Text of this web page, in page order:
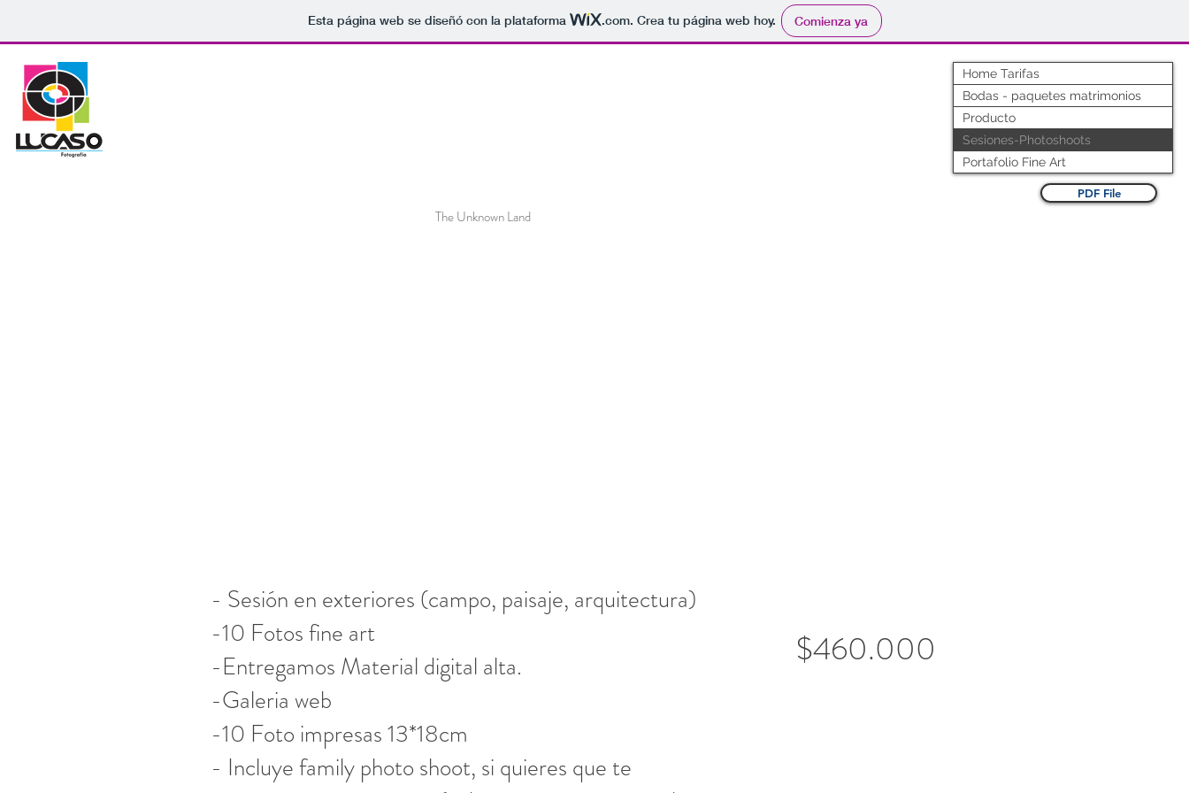
Esta página web se diseñó con la plataforma .com. Crea tu página web hoy. Comienza ya
The Unknown Land
- Sesión en exteriores (campo, paisaje, arquitectura)
-10 Fotos fine art
-Entregamos Material digital alta.
-Galeria web
-10 Foto impresas 13*18cm
- Incluye family photo shoot, si quieres que te
$460.000
PDF File
Home Tarifas
Bodas - paquetes matrimonios
Producto
Sesiones-Photoshoots
Portafolio Fine Art